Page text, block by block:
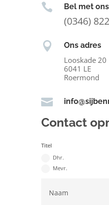
 Bel met ons
(0346)
 Ons adres
Looskade 20
6041 LE
Roermond

Contact
Titel
Dhr.
Mevr.